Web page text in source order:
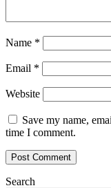
Name *
Email *
Website
Save my name,
time I comment.
Search